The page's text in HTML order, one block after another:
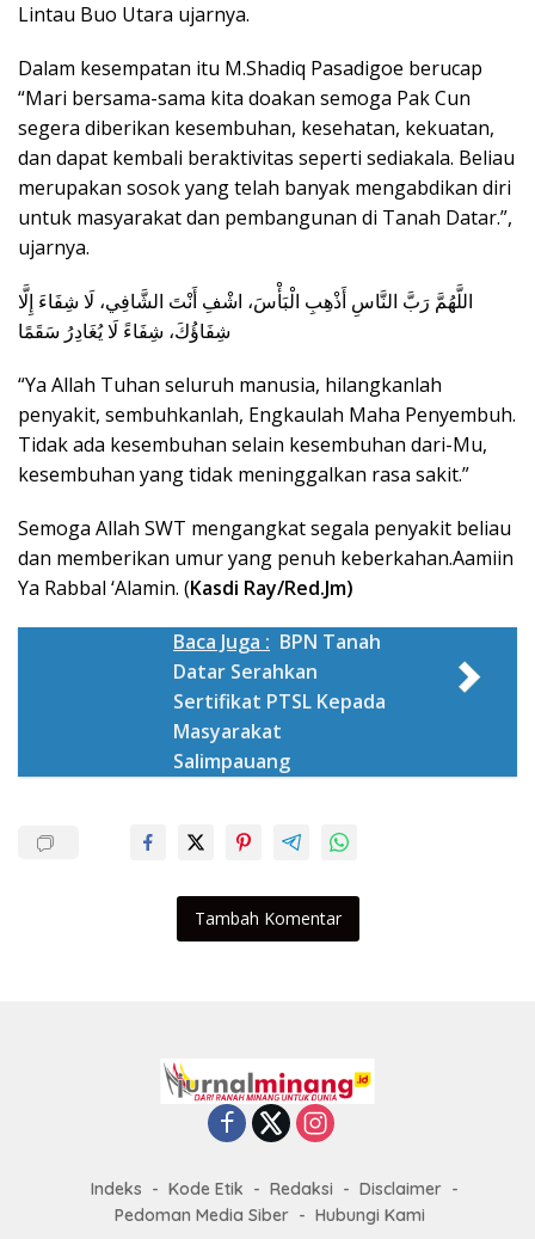
Lintau Buo Utara ujarnya.
Dalam kesempatan itu M.Shadiq Pasadigoe berucap
“Mari bersama-sama kita doakan semoga Pak Cun
segera diberikan kesembuhan, kesehatan, kekuatan,
dan dapat kembali beraktivitas seperti sediakala. Beliau
merupakan sosok yang telah banyak mengabdikan diri
untuk masyarakat dan pembangunan di Tanah Datar.”,
ujarnya.
اللَّهُمَّ رَبَّ النَّاسِ أَذْهِبِ الْبَأْسَ، اشْفِ أَنْتَ الشَّافِي، لَا شِفَاءَ إِلَّا
شِفَاؤُكَ، شِفَاءً لَا يُغَادِرُ سَقَمًا
“Ya Allah Tuhan seluruh manusia, hilangkanlah
penyakit, sembuhkanlah, Engkaulah Maha Penyembuh.
Tidak ada kesembuhan selain kesembuhan dari-Mu,
kesembuhan yang tidak meninggalkan rasa sakit.”
Semoga Allah SWT mengangkat segala penyakit beliau
dan memberikan umur yang penuh keberkahan.Aamiin
Ya Rabbal ‘Alamin. (Kasdi Ray/Red.Jm)
Baca Juga : BPN Tanah
Datar Serahkan
Sertifikat PTSL Kepada
Masyarakat
Salimpauang
Tambah Komentar
Indeks Kode Etik Redaksi
Disclaimer
Pedoman Media Siber
Hubungi Kami